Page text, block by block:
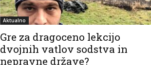
Aktualno
Gre za dragoceno lekcijo
dvojnih vatlov sodstva in
nepravne države?